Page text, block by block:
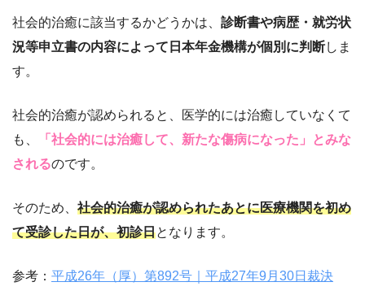
社会的治癒に該当するかどうかは、 診断書や病歴・就労状
況等申立書の内容によって日本年金機構が個別に判断しま
す。
社会的治癒が認められると、医学的には治癒していなくて
も、
「社会的には治癒して、新たな傷病になった」とみな
されるのです。
そのため、 社会的治癒が認められたあとに医療機関を初め
て受診した日が、初診日となります。
参考： 平成26年（厚）第892号｜平成27年9月30日裁決